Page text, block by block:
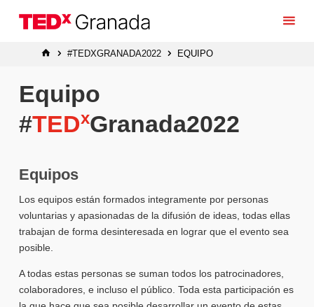
INICIO
#TEDXGRANADA2022 EQUIPO
Equipo
#TEDxGranada2022
Equipos
Los equipos están formados integramente por personas
voluntarias y apasionadas de la difusión de ideas, todas ellas
trabajan de forma desinteresada en lograr que el evento sea
posible.
A todas estas personas se suman todos los patrocinadores,
colaboradores, e incluso el público. Toda esta participación es